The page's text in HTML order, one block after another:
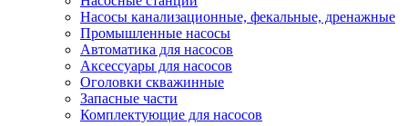
Насосы канализационные, фекальные, дренажные
Промышленные насосы
Автоматика для насосов
Аксессуары для насосов
Оголовки скважинные
Запасные части
Комплектующие для насосов